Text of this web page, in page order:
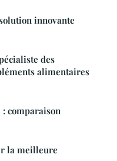
innovante
des
alimentaires
comparaison
la meilleure